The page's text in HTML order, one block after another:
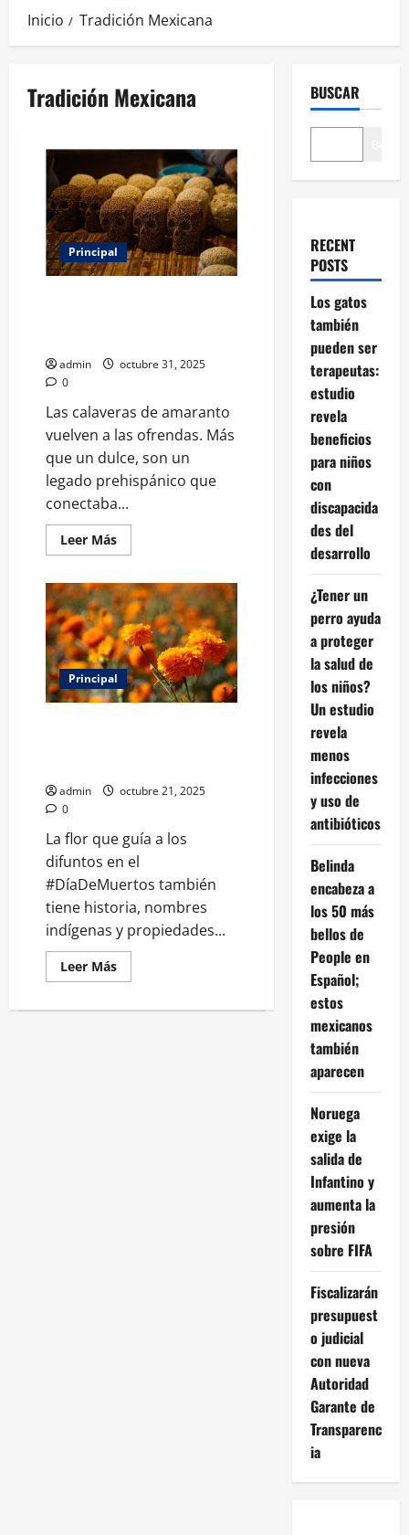
Inicio Tradición Mexicana
Tradición Mexicana
Principal
admin
octubre 31, 2025
0
Las calaveras de amaranto
vuelven a las ofrendas. Más
que un dulce, son un
legado prehispánico que
conectaba...
Leer MásLeer
más
Calaveras
de
amaranto,
un
vínculo
entre
la
gastronomía
y
la
Principal
admin
octubre 21, 2025
0
La flor que guía a los
difuntos en el
#DíaDeMuertos también
tiene historia, nombres
indígenas y propiedades...
Leer MásLeer
más
Cempasúchil:
BUSCAR
RECENT
POSTS
Los gatos
también
pueden ser
terapeutas:
estudio
revela
beneficios
para niños
con
discapacida
des del
desarrollo
¿Tener un
perro ayuda
a proteger
la salud de
los niños?
Un estudio
revela
menos
infecciones
y uso de
antibióticos
Belinda
encabeza a
los 50 más
bellos de
People en
Español;
estos
mexicanos
también
aparecen
Noruega
exige la
salida de
Infantino y
aumenta la
presión
sobre FIFA
Fiscalizarán
presupuest
o judicial
con nueva
Autoridad
Garante de
Transparenc
ia